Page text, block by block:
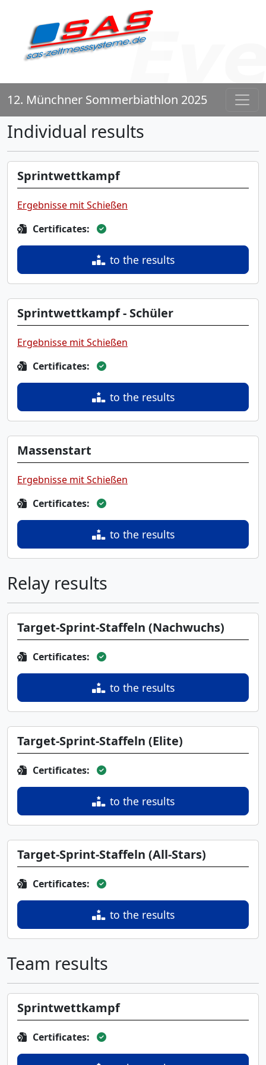
12. Münchner Sommerbiathlon 2025
Individual results
Sprintwettkampf
Ergebnisse mit Schießen
Certificates:
to the results
Sprintwettkampf - Schüler
Ergebnisse mit Schießen
Certificates:
to the results
Massenstart
Ergebnisse mit Schießen
Certificates:
to the results
Relay results
Target-Sprint-Staffeln (Nachwuchs)
Certificates:
to the results
Target-Sprint-Staffeln (Elite)
Certificates:
to the results
Target-Sprint-Staffeln (All-Stars)
Certificates:
to the results
Team results
Sprintwettkampf
Certificates: